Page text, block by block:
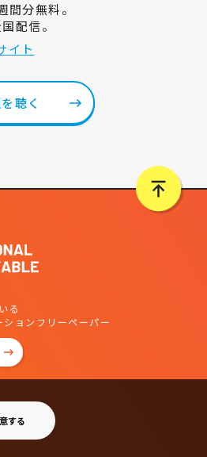
間分無料。
配信。
イト
聴く
る
ョンフリーペーパー
する